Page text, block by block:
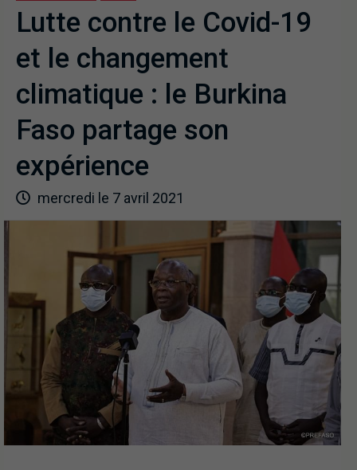
Lutte contre le Covid-19
et le changement
climatique : le Burkina
Faso partage son
expérience
mercredi le 7 avril 2021